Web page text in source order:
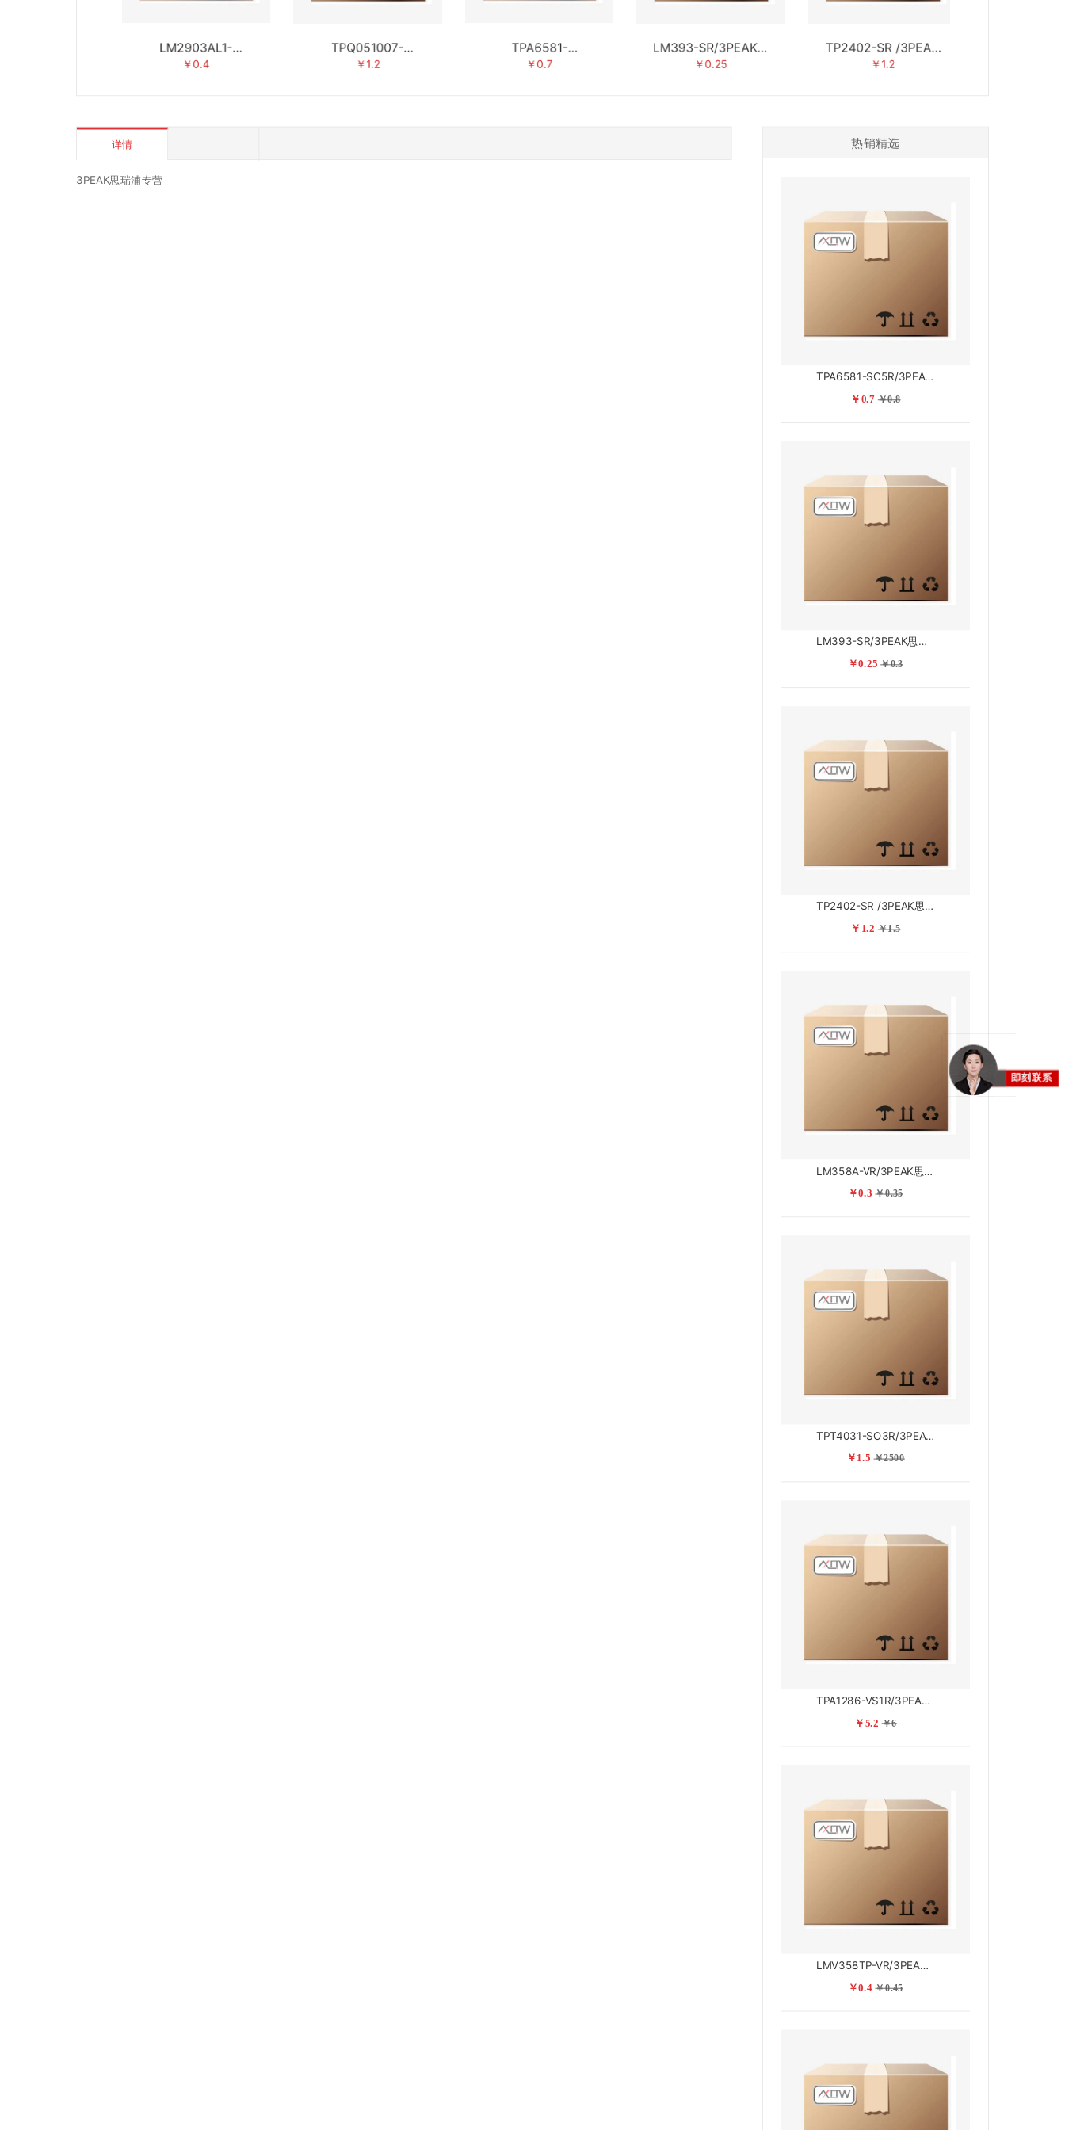
TPA6581-
SC5R/3PEAK思瑞浦
￥0.7
LM393-SR/3PEAK思
瑞浦
￥0.25
TP2402-SR /3PEAK
思瑞浦
￥1.2
LM2903AL1-
SR/3PEAK思瑞浦
￥0.4
TPQ051007-
DFOR/3PEAK思瑞浦
￥1.2
详情
3PEAK思瑞浦专营
热销精选
TPA6581-SC5R/3PEAK思瑞浦
￥0.7 ￥0.8
LM393-SR/3PEAK思瑞浦
￥0.25 ￥0.3
TP2402-SR /3PEAK思瑞浦
￥1.2 ￥1.5
￥0.3 ￥0.35
￥1.5 ￥2500
￥5.2 ￥6
￥0.4 ￥0.45